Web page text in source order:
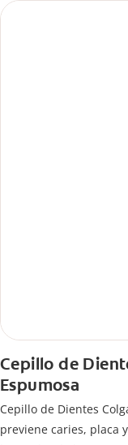
*Protección usando 2
**Ayuda a prevenir
causados por
Cepillo de
Espumosa
Cepillo de Dientes
previene caries, placa